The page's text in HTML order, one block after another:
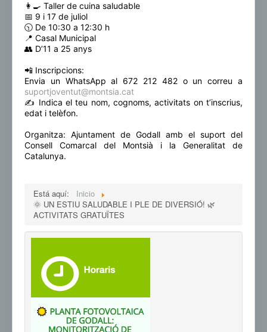
👩‍🍳 Taller de cuina saludable
📅 9 i 17 de juliol
🕥 De 10:30 a 12:30 h
📍 Casal Municipal
👥 D’11 a 25 anys
📲 Inscripcions:
Envia un WhatsApp al 672 212 482 o un correu a
suportjoventut@montsia.cat
✍️ Indica el teu nom, cognoms, activitats on t’inscrius,
edat i telèfon.
Organitza: Ajuntament de Godall amb el suport del
Consell Comarcal del Montsià i la Generalitat de
Catalunya.
Está aquí:
Inicio
🌞 UN ESTIU SALUDABLE I PLE DE DIVERSIÓ! 🌿
ACTIVITATS GRATUÏTES